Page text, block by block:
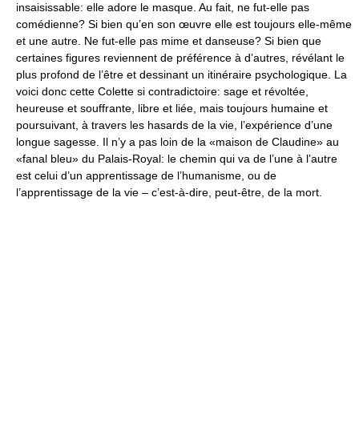
insaisissable: elle adore le masque. Au fait, ne fut-elle pas
comédienne? Si bien qu’en son œuvre elle est toujours elle-même
et une autre. Ne fut-elle pas mime et danseuse? Si bien que
certaines figures reviennent de préférence à d’autres, révélant le
plus profond de l’être et dessinant un itinéraire psychologique. La
voici donc cette Colette si contradictoire: sage et révoltée,
heureuse et souffrante, libre et liée, mais toujours humaine et
poursuivant, à travers les hasards de la vie, l’expérience d’une
longue sagesse. Il n’y a pas loin de la «maison de Claudine» au
«fanal bleu» du Palais-Royal: le chemin qui va de l’une à l’autre
est celui d’un apprentissage de l’humanisme, ou de
l’apprentissage de la vie – c’est-à-dire, peut-être, de la mort.